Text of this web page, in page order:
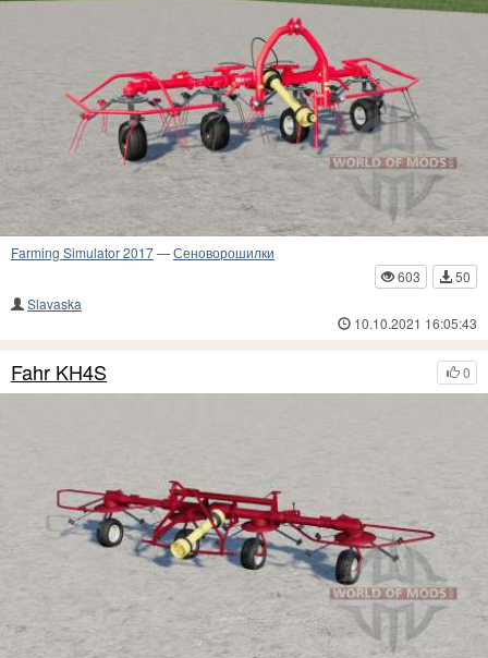
Farming Simulator 2017—Сеноворошилки
603
50
Slavaska
10.10.2021 16:05:43
0
Fahr KH4S